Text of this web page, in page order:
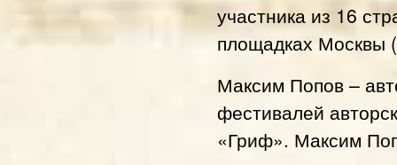
участника из 16
площадках Москвы
Максим Попов –
фестивалей
«Гриф». Максим